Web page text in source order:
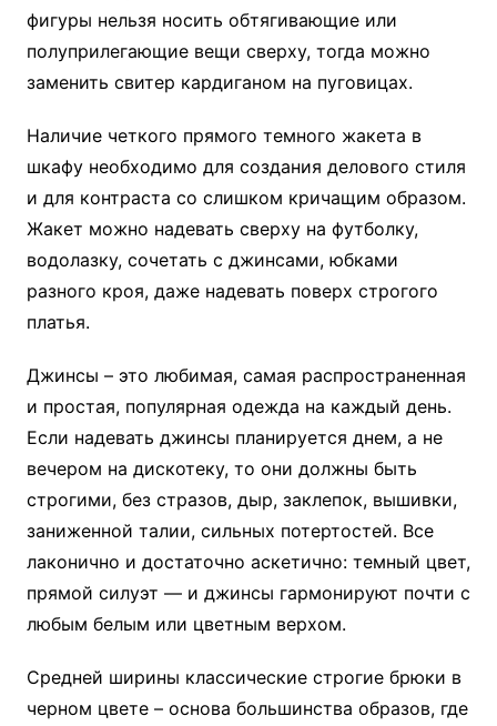
фигуры нельзя носить обтягивающие или
полуприлегающие вещи сверху, тогда можно
заменить свитер кардиганом на пуговицах.
Наличие четкого прямого темного жакета в
шкафу необходимо для создания делового стиля
и для контраста со слишком кричащим образом.
Жакет можно надевать сверху на футболку,
водолазку, сочетать с джинсами, юбками
разного кроя, даже надевать поверх строгого
платья.
Джинсы – это любимая, самая распространенная
и простая, популярная одежда на каждый день.
Если надевать джинсы планируется днем, а не
вечером на дискотеку, то они должны быть
строгими, без стразов, дыр, заклепок, вышивки,
заниженной талии, сильных потертостей. Все
лаконично и достаточно аскетично: темный цвет,
прямой силуэт — и джинсы гармонируют почти с
любым белым или цветным верхом.
Средней ширины классические строгие брюки в
черном цвете – основа большинства образов, где